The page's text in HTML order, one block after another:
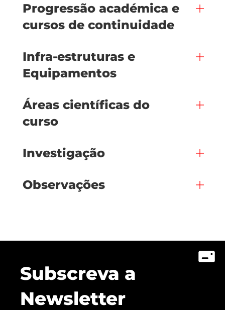
Progressão académica e
cursos de continuidade
Infra-estruturas e
Equipamentos
Áreas científicas do
curso
Investigação
Observações
Subscreva a
Newsletter